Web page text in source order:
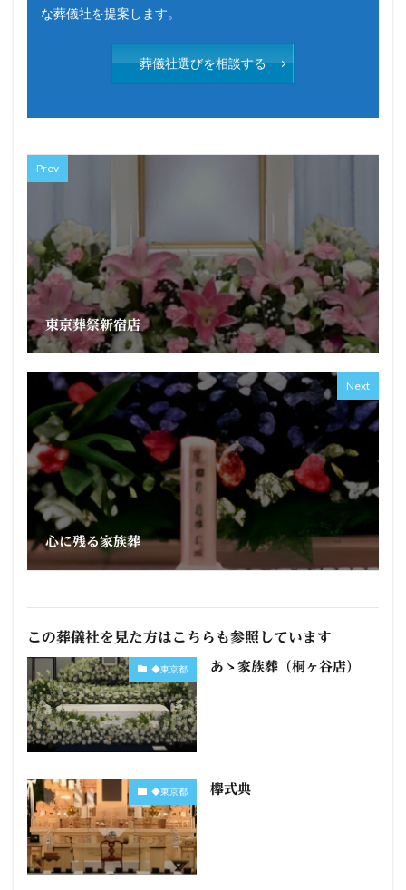
な葬儀社を提案します。
葬儀社選びを相談する
Prev
東京葬祭新宿店
Next
心に残る家族葬
この葬儀社を見た方はこちらも参照しています
◆東京都 あゝ家族葬（桐ヶ谷店）
◆東京都 欅式典